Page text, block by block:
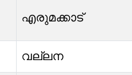
എരുമക്കാട്
വല്ലന